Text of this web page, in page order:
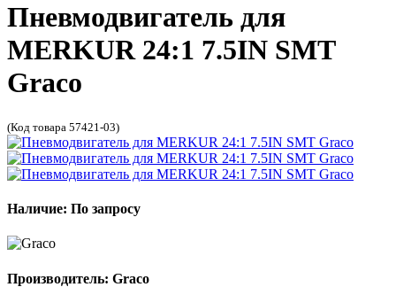
Пневмодвигатель для
MERKUR 24:1 7.5IN SMT
Graco
(Код товара 57421-03)
Наличие: По запросу
Производитель: Graco